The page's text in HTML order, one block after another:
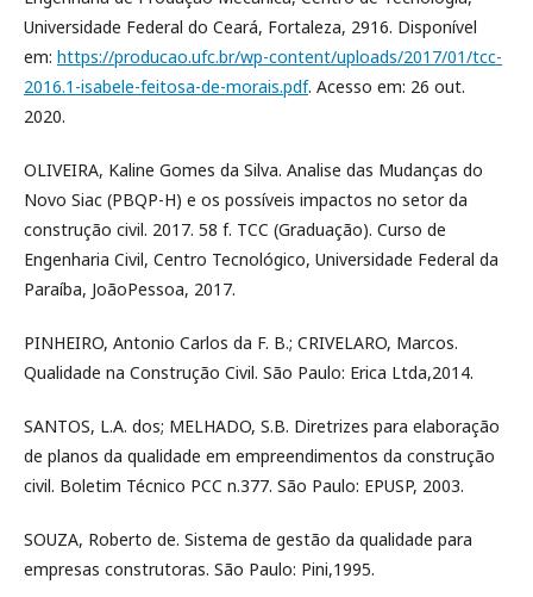
Universidade Federal do Ceará, Fortaleza, 2916. Disponível
em: https://producao.ufc.br/wp-content/uploads/2017/01/tcc-
2016.1-isabele-feitosa-de-morais.pdf. Acesso em: 26 out.
2020.
OLIVEIRA, Kaline Gomes da Silva. Analise das Mudanças do
Novo Siac (PBQP-H) e os possíveis impactos no setor da
construção civil. 2017. 58 f. TCC (Graduação). Curso de
Engenharia Civil, Centro Tecnológico, Universidade Federal da
Paraíba, JoãoPessoa, 2017.
PINHEIRO, Antonio Carlos da F. B.; CRIVELARO, Marcos.
Qualidade na Construção Civil. São Paulo: Erica Ltda,2014.
SANTOS, L.A. dos; MELHADO, S.B. Diretrizes para elaboração
de planos da qualidade em empreendimentos da construção
civil. Boletim Técnico PCC n.377. São Paulo: EPUSP, 2003.
SOUZA, Roberto de. Sistema de gestão da qualidade para
empresas construtoras. São Paulo: Pini,1995.